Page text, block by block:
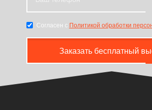
Согласен с Политикой обработки
Заказать бесплатный